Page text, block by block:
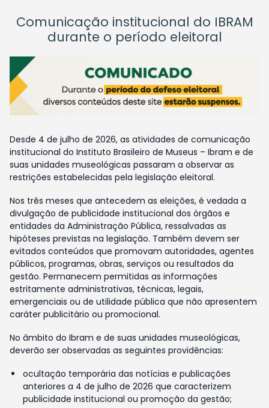
Comunicação institucional do IBRAM
durante o período eleitoral
Desde 4 de julho de 2026, as atividades de comunicação
institucional do Instituto Brasileiro de Museus – Ibram e de
suas unidades museológicas passaram a observar as
restrições estabelecidas pela legislação eleitoral.
Nos três meses que antecedem as eleições, é vedada a
divulgação de publicidade institucional dos órgãos e
entidades da Administração Pública, ressalvadas as
hipóteses previstas na legislação. Também devem ser
evitados conteúdos que promovam autoridades, agentes
públicos, programas, obras, serviços ou resultados da
gestão. Permanecem permitidas as informações
estritamente administrativas, técnicas, legais,
emergenciais ou de utilidade pública que não apresentem
caráter publicitário ou promocional.
No âmbito do Ibram e de suas unidades museológicas,
deverão ser observadas as seguintes providências:
ocultação temporária das notícias e publicações
anteriores a 4 de julho de 2026 que caracterizem
publicidade institucional ou promoção da gestão;